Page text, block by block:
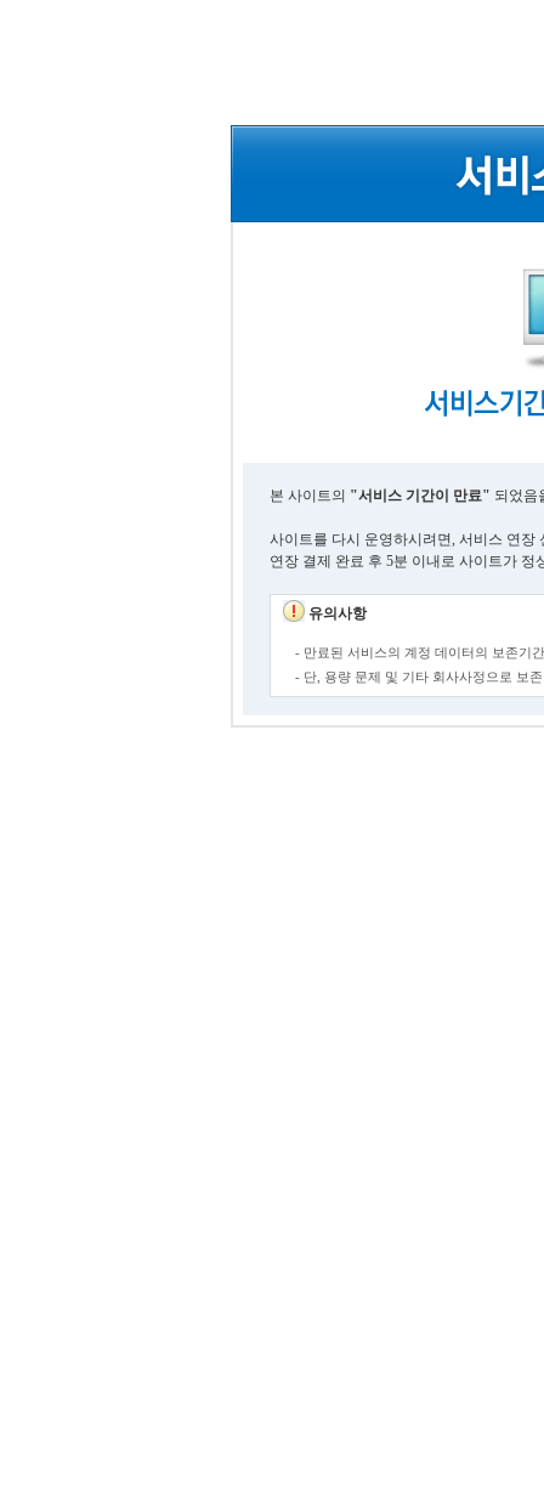
본 사이트의 "서비스 기간이 만료" 되었음
사이트를 다시 운영하시려면, 서비스 연장
연장 결제 완료 후 5분 이내로 사이트가 정
유의사항
- 만료된 서비스의 계정 데이터의 보존기
- 단, 용량 문제 및 기타 회사사정으로 보